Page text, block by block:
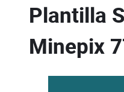
Plantilla
Minepix